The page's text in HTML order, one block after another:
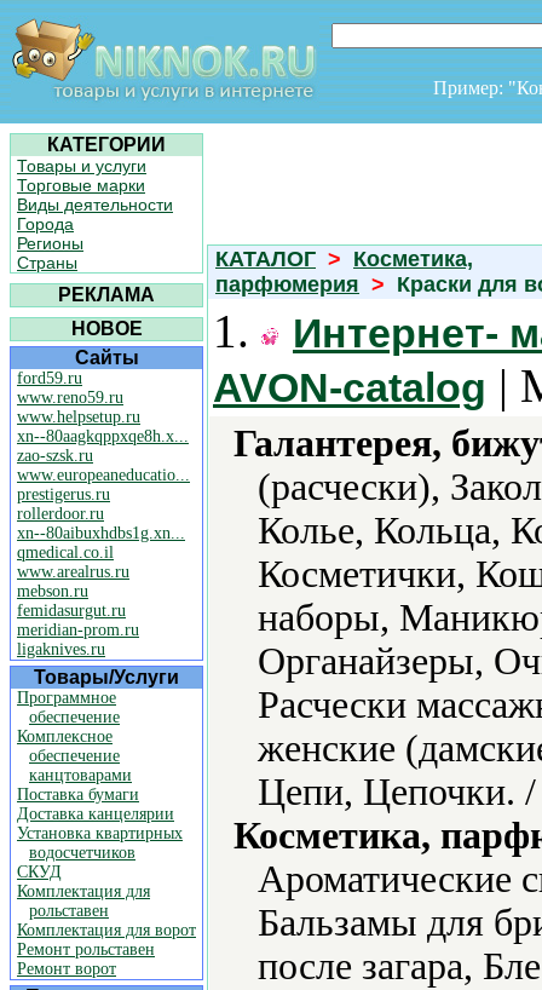
Пример:
КАТЕГОРИИ
Товары и услуги
Торговые марки
Виды деятельности
Города
Регионы
Страны
РЕКЛАМА
НОВОЕ
Сайты
ford59.ru
www.reno59.ru
www.helpsetup.ru
xn--80aagkqppxqe8h.x...
zao-szsk.ru
www.europeaneducatio...
prestigerus.ru
rollerdoor.ru
xn--80aibuxhdbs1g.xn...
qmedical.co.il
www.arealrus.ru
mebson.ru
femidasurgut.ru
meridian-prom.ru
ligaknives.ru
Товары/Услуги
Программное
обеспечение
Комплексное
обеспечение
канцтоварами
Поставка бумаги
Доставка канцелярии
Установка квартирных
водосчетчиков
СКУД
Комплектация для
рольставен
Комплектация для ворот
Ремонт рольставен
Ремонт ворот
КАТАЛОГ > Косметика,
парфюмерия > Краски для
1.
Интернет-
AVON-catalog |
Галантерея,
(расчески),
Колье, Кольца,
Косметички,
наборы,
Органайзеры,
Расчески
женские
Цепи, Цепочки.
Косметика,
Ароматические
Бальзамы для
после загара,